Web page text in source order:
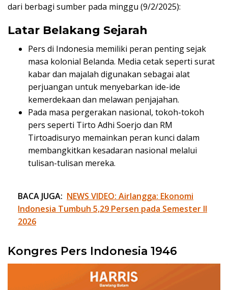
dari berbagi sumber pada minggu (9/2/2025):
Latar Belakang Sejarah
Pers di Indonesia memiliki peran penting sejak
masa kolonial Belanda. Media cetak seperti surat
kabar dan majalah digunakan sebagai alat
perjuangan untuk menyebarkan ide-ide
kemerdekaan dan melawan penjajahan.
Pada masa pergerakan nasional, tokoh-tokoh
pers seperti Tirto Adhi Soerjo dan RM
Tirtoadisuryo memainkan peran kunci dalam
membangkitkan kesadaran nasional melalui
tulisan-tulisan mereka.
BACA JUGA: NEWS VIDEO: Airlangga: Ekonomi
Indonesia Tumbuh 5,29 Persen pada Semester II
2026
Kongres Pers Indonesia 1946